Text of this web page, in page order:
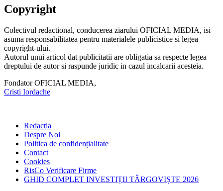
Copyright
Colectivul redactional, conducerea ziarului OFICIAL MEDIA, isi
asuma responsabilitatea pentru materialele publicistice si legea
copyright-ului.
Autorul unui articol dat publicitatii are obligatia sa respecte legea
dreptului de autor si raspunde juridic in cazul incalcarii acesteia.
Fondator OFICIAL MEDIA,
Cristi Iordache
Redacția
Despre Noi
Politica de confidențialitate
Contact
Cookies
RisCo Verificare Firme
GHID COMPLET INVESTIȚII TÂRGOVIȘTE 2026